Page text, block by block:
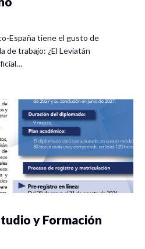
España tiene el gusto de
de trabajo: ¿El Leviatán
y Formación